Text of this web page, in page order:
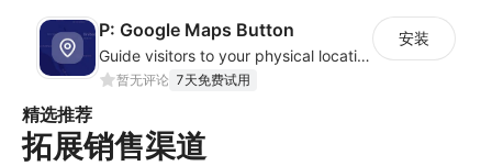
P: Google Maps Button
Guide visitors to your physical locations with customizable Google map buttons
暂无评论 7天免费试用
安装
精选推荐
拓展销售渠道